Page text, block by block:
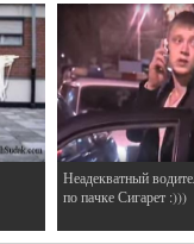
Неадекватный
по пачке Сигарет :)))